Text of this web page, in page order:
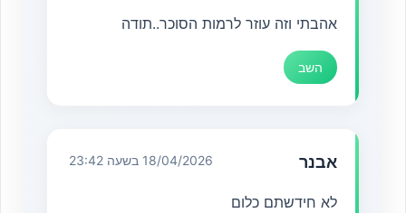
אהבתי וזה עוזר לרמות הסוכר..תודה
השב
אבנר 18/04/2026 בשעה 23:42
לא חידשתם כלום